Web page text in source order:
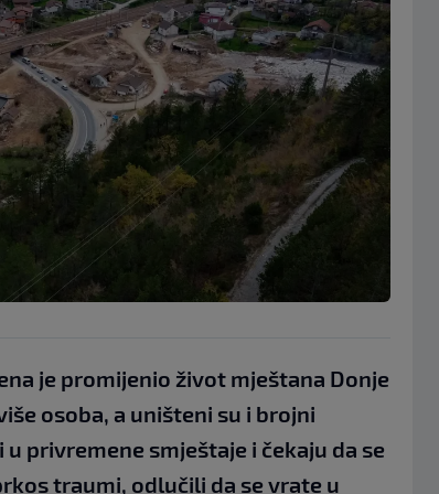
je promijenio život mještana Donje
osoba, a uništeni su i brojni
privremene smještaje i čekaju da se
traumi, odlučili da se vrate u